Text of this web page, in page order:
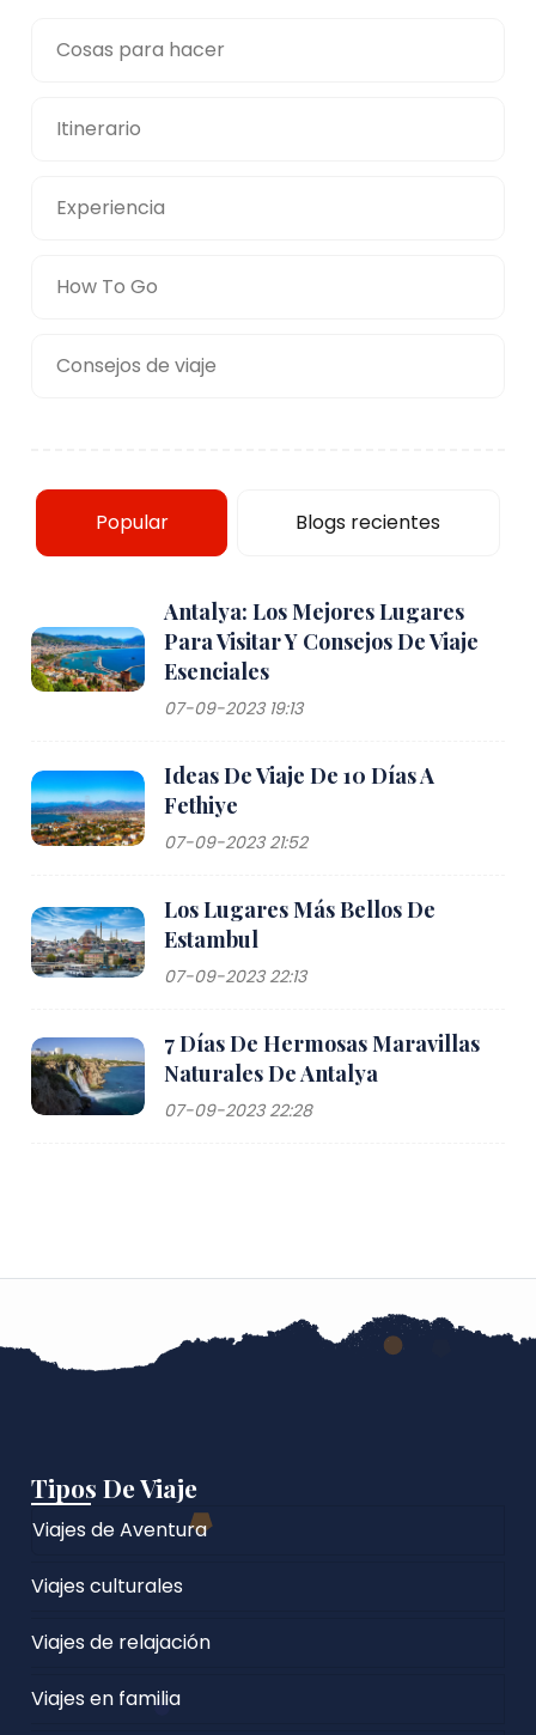
Cosas para hacer
Itinerario
Experiencia
How To Go
Consejos de viaje
Popular Blogs recientes
Antalya: Los Mejores Lugares
Para Visitar Y Consejos De Viaje
Esenciales
07-09-2023 19:13
Ideas De Viaje De 10 Días A
Fethiye
07-09-2023 21:52
Los Lugares Más Bellos De
Estambul
07-09-2023 22:13
7 Días De Hermosas Maravillas
Naturales De Antalya
07-09-2023 22:28
Tipos De Viaje
Viajes de Aventura
Viajes culturales
Viajes de relajación
Viajes en familia